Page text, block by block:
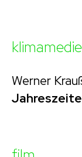
Werner